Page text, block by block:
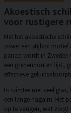
Akoestisch
voor rustigere
Met het akoestische
zowel een stijlvol motief
paneel wordt in Zweden
een grenenhouten lijst,
effectieve
In ruimtes met veel
een lange nagalm. Het
op te vangen, wat zorgt